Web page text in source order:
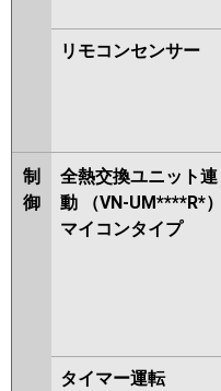
リモコンセンサー
制
御
全熱交換ユニット連
動 （VN-UM****R*）
マイコンタイプ
タイマー運転